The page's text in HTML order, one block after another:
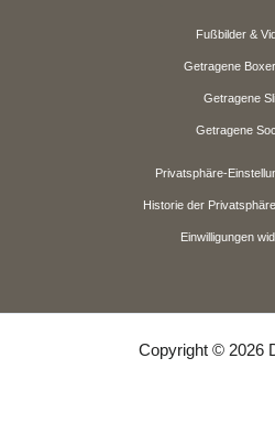
Fußbilder &
Getragene
Getragene
Getragene
Privatsphäre-
Historie der
Einwilligungen
Copyright © 2026